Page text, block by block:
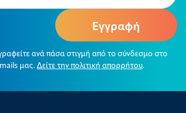
ανά πάσα στιγμή από το σύνδεσμο στο
μας. Δείτε την πολιτική απορρήτου.